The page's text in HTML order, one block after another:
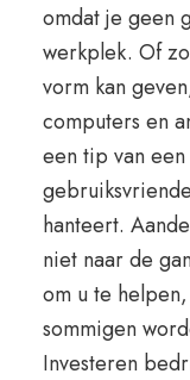
omdat je geen
werkplek. Of
vorm kan
computers en
een tip van
hanteert.
niet naar de
om u te
sommigen
Investeren